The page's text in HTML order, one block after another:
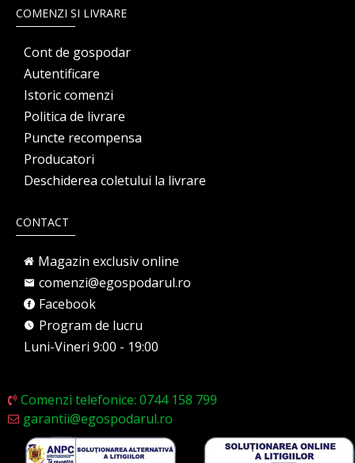
COMENZI SI LIVRARE
Cont de gospodar
Autentificare
Istoric comenzi
Politica de livrare
Puncte recompensa
Producatori
Deschiderea coletului la livrare
CONTACT
Magazin exclusiv online
comenzi@egospodarul.ro
Facebook
Program de lucru
Luni-Vineri 9:00 - 19:00
Comenzi telefonice: 0744 158 799
garantii@egospodarul.ro